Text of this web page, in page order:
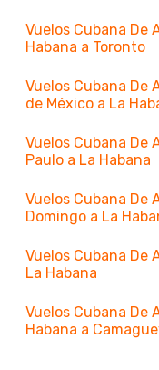
Vuelos Cubana De
Habana a Toronto
Vuelos Cubana De
de México a La
Vuelos Cubana De
Paulo a La Habana
Vuelos Cubana De
Domingo a La
Vuelos Cubana De
La Habana
Vuelos Cubana De
Habana a